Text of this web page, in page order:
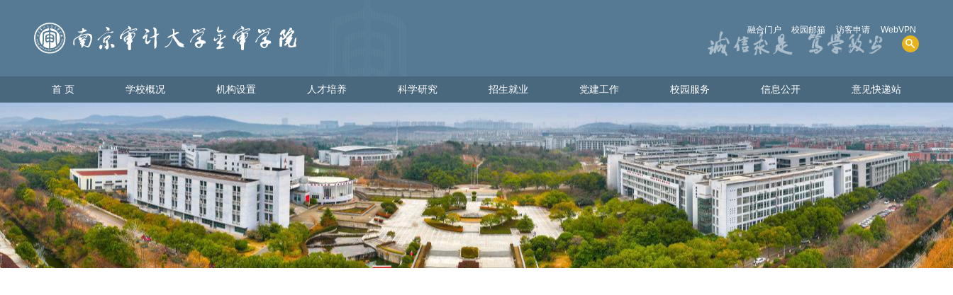
融合门户 校园邮箱 访客申请 WebVPN
首 页 学校概况
学校简介
理事会领导
学校领导
办学理念
校园地图
金审美景
金审标识
机构设置 人才培养
教育教学
学生管理
科学研究
科研管理
科研动态
招生就业
出彩金审人
招生网
就业网
党建工作
党建通知
党员发展
党员教育
党员管理
党校工作
党日活动
政策文件
下载专区
校园服务
人才招聘
图书资源
电话查询
共享物资
信息公开
学院概况
招生考试
财务、资产及收费
人事师资
教学质量
学生管理服务
学位、学科
实验室安全
意见快递站
首 页 学校概况 机构设置 人才培养 科学研究 招生就业 党建工作 校园服务 信息公开 意见快递站